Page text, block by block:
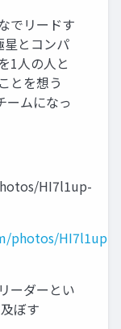
でリードす
とコンパ
1人の人と
とを想う
ムになっ
HI7l1up-
photos/HI7l1up-
ーダーとい
ぼす